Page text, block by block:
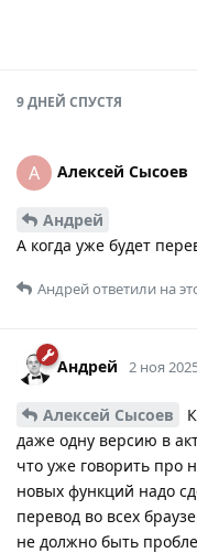
9 ДНЕЙ СПУСТЯ
А Алексей Сысоев
Андрей
А когда уже будет
Андрейответили на
Андрей 2 ноя
Алексей Сысоев
даже одну версию в
что уже говорить про
новых функций надо
перевод во всех
не должно быть